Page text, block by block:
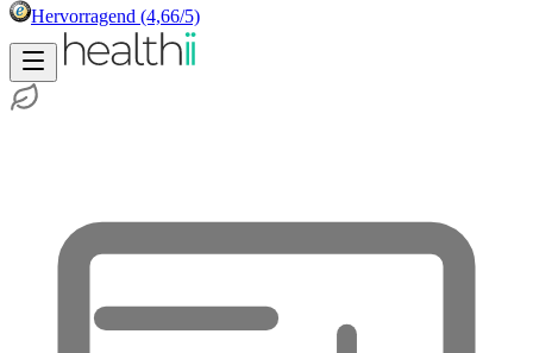
Hervorragend (4,66/5)